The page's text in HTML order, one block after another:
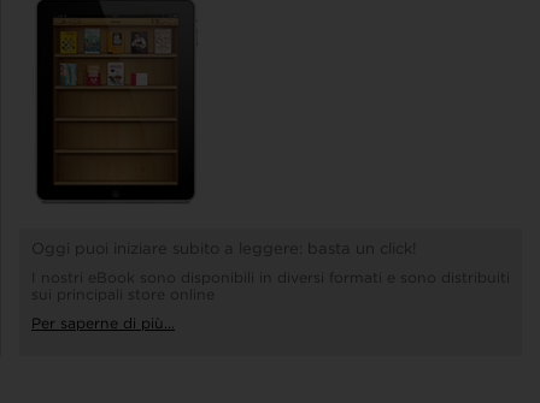
Oggi puoi iniziare subito a leggere: basta un click!
I nostri eBook sono disponibili in diversi formati e sono distribuiti
sui principali store online
Per saperne di più...